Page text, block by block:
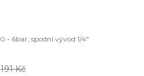
- 6bar, spodní vývod 1/4"
191 Kč